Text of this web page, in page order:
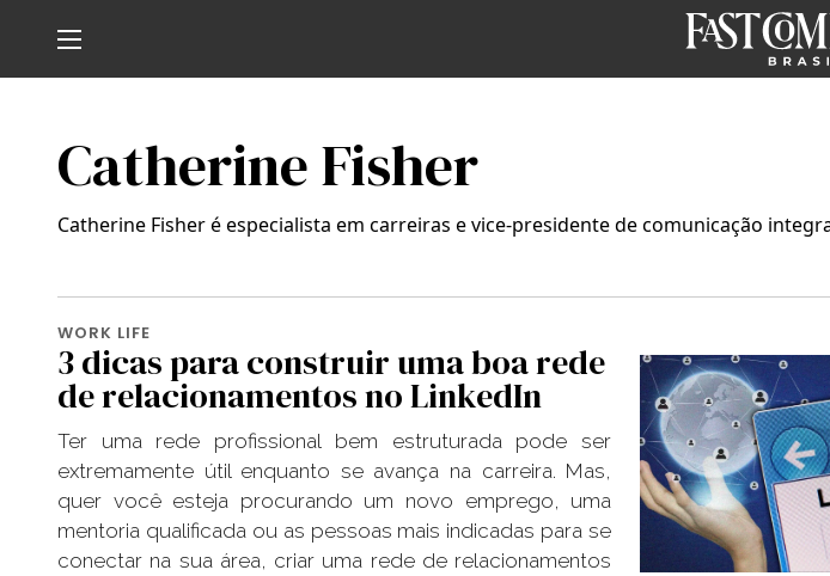
Catherine Fisher
Catherine Fisher é especialista em carreiras e vice-presidente de comunicação
WORK LIFE
3 dicas para construir uma boa rede
de relacionamentos no LinkedIn
Ter uma rede profissional bem estruturada pode ser
extremamente útil enquanto se avança na carreira. Mas,
quer você esteja procurando um novo emprego, uma
mentoria qualificada ou as pessoas mais indicadas para se
conectar na sua área, criar uma rede de relacionamentos